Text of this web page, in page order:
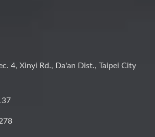
4, Xinyi Rd., Da'an Dist., Taipei City